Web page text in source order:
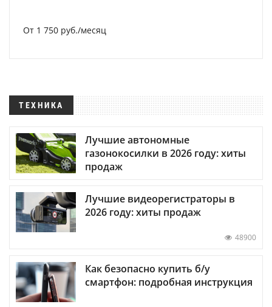
От 1 750 руб./месяц
ТЕХНИКА
Лучшие автономные
газонокосилки в 2026 году: хиты
продаж
Лучшие видеорегистраторы в
2026 году: хиты продаж
48900
Как безопасно купить б/у
смартфон: подробная инструкция